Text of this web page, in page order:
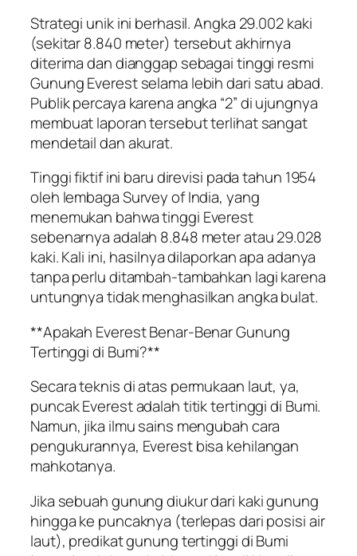
Strategi unik ini berhasil. Angka 29.002 kaki
(sekitar 8.840 meter) tersebut akhirnya
diterima dan dianggap sebagai tinggi resmi
Gunung Everest selama lebih dari satu abad.
Publik percaya karena angka “2” di ujungnya
membuat laporan tersebut terlihat sangat
mendetail dan akurat.
Tinggi fiktif ini baru direvisi pada tahun 1954
oleh lembaga Survey of India, yang
menemukan bahwa tinggi Everest
sebenarnya adalah 8.848 meter atau 29.028
kaki. Kali ini, hasilnya dilaporkan apa adanya
tanpa perlu ditambah-tambahkan lagi karena
untungnya tidak menghasilkan angka bulat.
**Apakah Everest Benar-Benar Gunung
Tertinggi di Bumi?**
Secara teknis di atas permukaan laut, ya,
puncak Everest adalah titik tertinggi di Bumi.
Namun, jika ilmu sains mengubah cara
pengukurannya, Everest bisa kehilangan
mahkotanya.
Jika sebuah gunung diukur dari kaki gunung
hingga ke puncaknya (terlepas dari posisi air
laut), predikat gunung tertinggi di Bumi